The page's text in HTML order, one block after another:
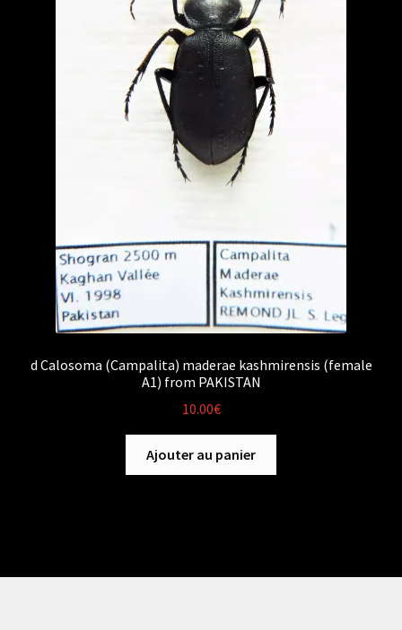
d Calosoma (Campalita) maderae kashmirensis (female
A1) from PAKISTAN
10.00€
Ajouter au panier